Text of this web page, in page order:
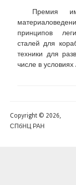
Премия
принципов
сталей для
техники для
числе в условиях
Copyright © 2026,
СПбНЦ РАН